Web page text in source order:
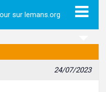
sur lemans.org
24/07/2023